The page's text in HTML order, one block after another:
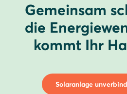
Gemeinsam
die
kommt Ihr
Solaranlage